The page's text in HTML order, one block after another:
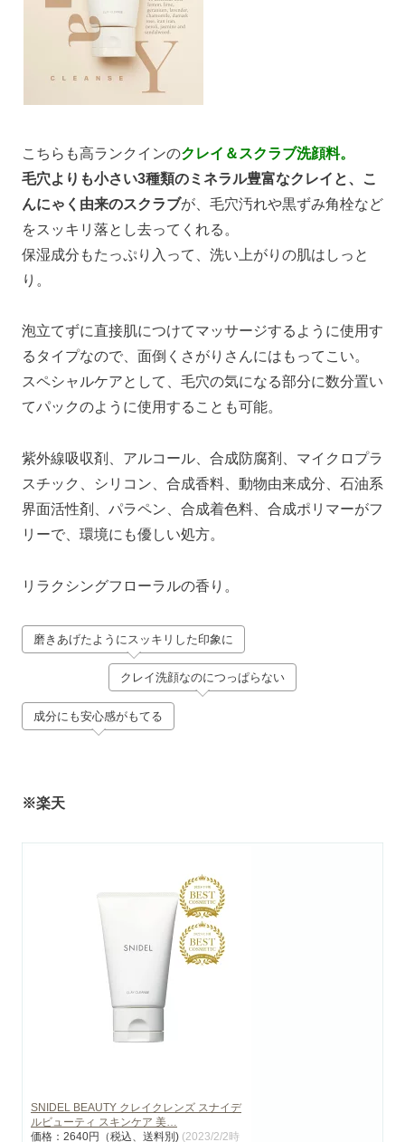
こちらも高ランクインのクレイ＆スクラブ洗顔料。
毛穴よりも小さい3種類のミネラル豊富なクレイと、こ
んにゃく由来のスクラブが、毛穴汚れや黒ずみ角栓など
をスッキリ落とし去ってくれる。
保湿成分もたっぷり入って、洗い上がりの肌はしっと
り。
泡立てずに直接肌につけてマッサージするように使用す
るタイプなので、面倒くさがりさんにはもってこい。
スペシャルケアとして、毛穴の気になる部分に数分置い
てパックのように使用することも可能。
紫外線吸収剤、アルコール、合成防腐剤、マイクロプラ
スチック、シリコン、合成香料、動物由来成分、石油系
界面活性剤、パラペン、合成着色料、合成ポリマーがフ
リーで、環境にも優しい処方。
リラクシングフローラルの香り。
磨きあげたようにスッキリした印象に
クレイ洗顔なのにつっぱらない
成分にも安心感がもてる
※楽天
SNIDEL BEAUTY クレイクレンズ スナイデ
ルビューティ スキンケア 美…
価格：2640円（税込、送料別) (2023/2/2時